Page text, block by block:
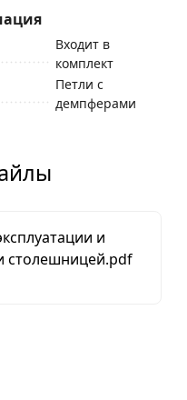
Входит в
комплект
Петли с
демпферами
и
столешницей.pdf